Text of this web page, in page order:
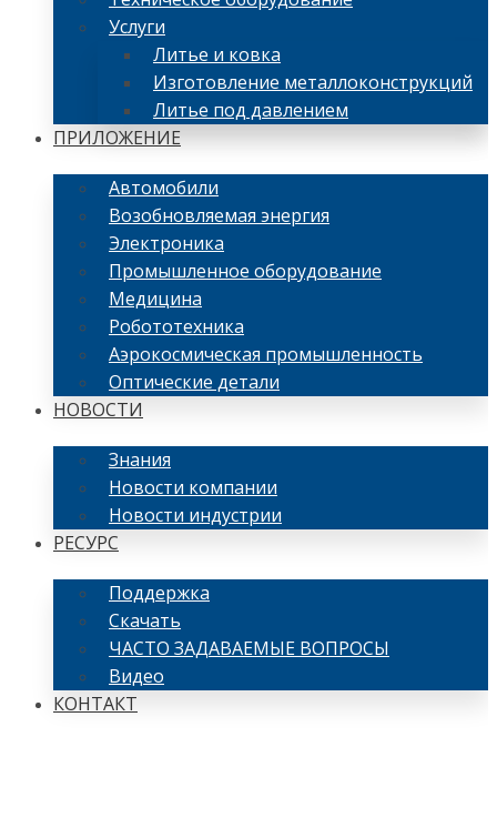
Услуги
Литье и ковка
Изготовление металлоконструкций
Литье под давлением
ПРИЛОЖЕНИЕ
Автомобили
Возобновляемая энергия
Электроника
Промышленное оборудование
Медицина
Робототехника
Аэрокосмическая промышленность
Оптические детали
НОВОСТИ
Знания
Новости компании
Новости индустрии
РЕСУРС
Поддержка
Скачать
ЧАСТО ЗАДАВАЕМЫЕ ВОПРОСЫ
Видео
КОНТАКТ